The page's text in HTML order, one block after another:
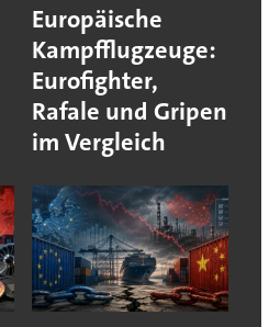
Europäische
Kampfflugzeuge:
Eurofighter,
Rafale und Gripen
im Vergleich